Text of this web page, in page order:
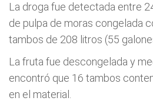
La droga fue detectada entre
de pulpa de moras congelada
tambos de 208 litros (55
La fruta fue descongelada y
encontró que 16 tambos
en el material.